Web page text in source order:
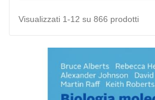
Visualizzati 1-12 su 866 prodotti